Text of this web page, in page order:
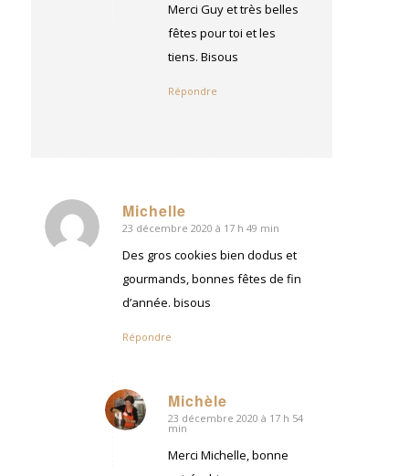
Merci Guy et très belles
fêtes pour toi et les
tiens. Bisous
Répondre
Michelle
dit
:
23 décembre 2020 à 17 h 49 min
Des gros cookies bien dodus et
gourmands, bonnes fêtes de fin
d’année. bisous
Répondre
Michèle
dit
23 décembre 2020 à 17 h 54
min
Merci Michelle, bonne